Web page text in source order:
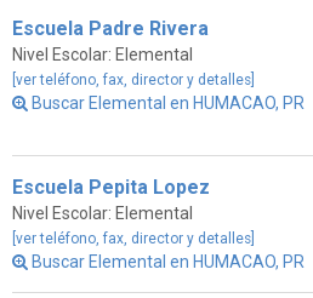
Escuela Padre Rivera
Nivel Escolar: Elemental
[ver teléfono, fax, director y detalles]
Buscar Elemental en HUMACAO, PR
Escuela Pepita Lopez
Nivel Escolar: Elemental
[ver teléfono, fax, director y detalles]
Buscar Elemental en HUMACAO, PR